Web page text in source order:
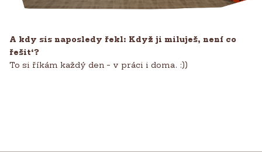
A kdy sis naposledy řekl: Když ji miluješ, není co
řešit‘?
To si říkám každý den - v práci i doma. :))